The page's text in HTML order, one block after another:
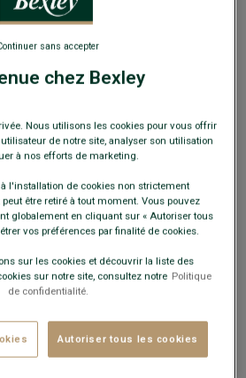
DE VILLE
paire au choix (ville ou détente)
DE VILLE
chez Bexley
Nous utilisons les cookies pour vous offrir
de notre site, analyser son utilisation
à nos efforts de marketing.
l'installation de cookies non strictement
être retiré à tout moment. Vous pouvez
globalement en cliquant sur « Autoriser tous
vos préférences par finalité de cookies.
sur les cookies et découvrir la liste des
sur notre site, consultez notre Politique
de confidentialité.
Autoriser tous les cookies
sans accepter